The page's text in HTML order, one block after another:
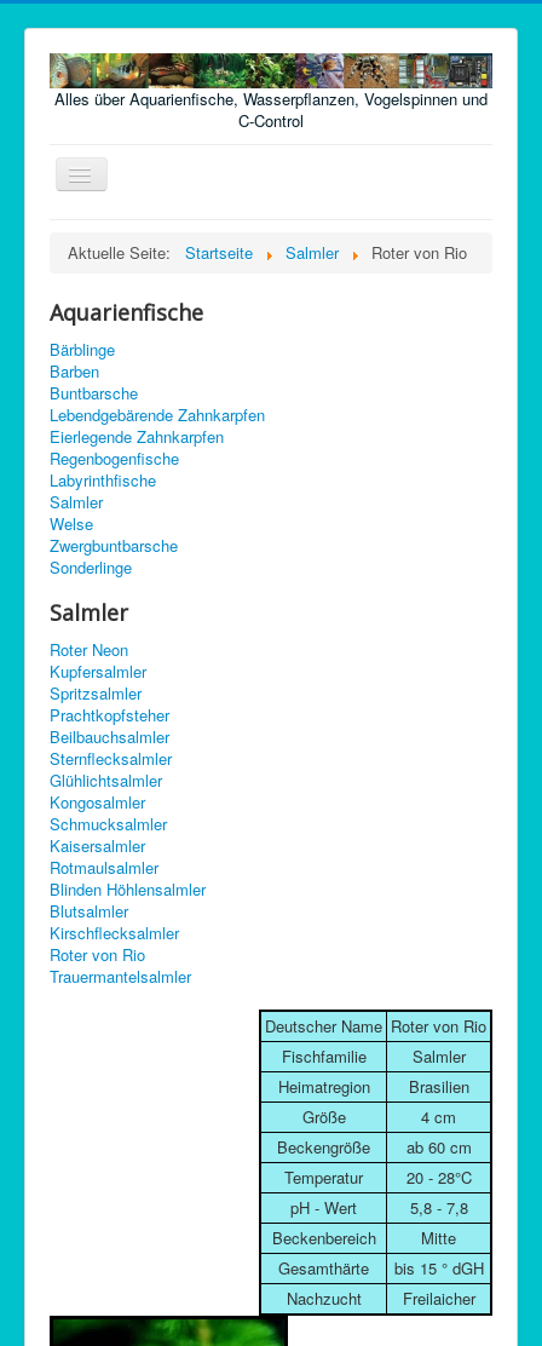
Alles über Aquarienfische, Wasserpflanzen, Vogelspinnen und
C-Control
Navigation
Pflanzen
Futter
Technik
Krankheiten
Vogelspinnen
Argentinische Waldschaben
C-Control
Sitemap
Aktuelle Seite: Startseite Salmler Roter von Rio
Aquarienfische
Bärblinge
Barben
Buntbarsche
Lebendgebärende Zahnkarpfen
Eierlegende Zahnkarpfen
Regenbogenfische
Labyrinthfische
Salmler
Welse
Zwergbuntbarsche
Sonderlinge
Salmler
Roter Neon
Kupfersalmler
Spritzsalmler
Prachtkopfsteher
Beilbauchsalmler
Sternflecksalmler
Glühlichtsalmler
Kongosalmler
Schmucksalmler
Kaisersalmler
Rotmaulsalmler
Blinden Höhlensalmler
Blutsalmler
Kirschflecksalmler
Roter von Rio
Trauermantelsalmler
Deutscher Name Roter von Rio
Fischfamilie
Salmler
Heimatregion
Brasilien
Größe
4 cm
Beckengröße
ab 60 cm
Temperatur
20 - 28°C
pH - Wert
5,8 - 7,8
Beckenbereich
Mitte
Gesamthärte
bis 15 ° dGH
Nachzucht
Freilaicher